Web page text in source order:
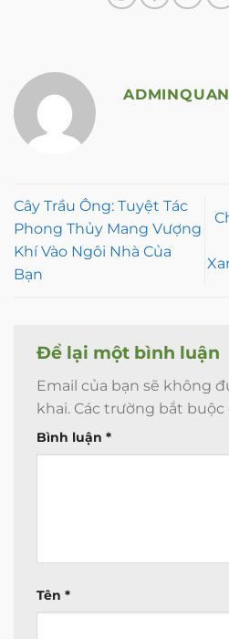
Cây Trầu Ông: Tuyệt Tác
Phong Thủy Mang Vượng
Khí Vào Ngôi Nhà Của
Bạn
Để lại một bình luận
Email của bạn sẽ không
khai. Các trường bắt
Bình luận *
Tên *